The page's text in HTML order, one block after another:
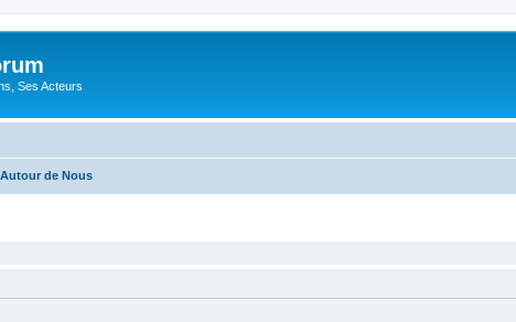
Ses Acteurs
Autour de Nous